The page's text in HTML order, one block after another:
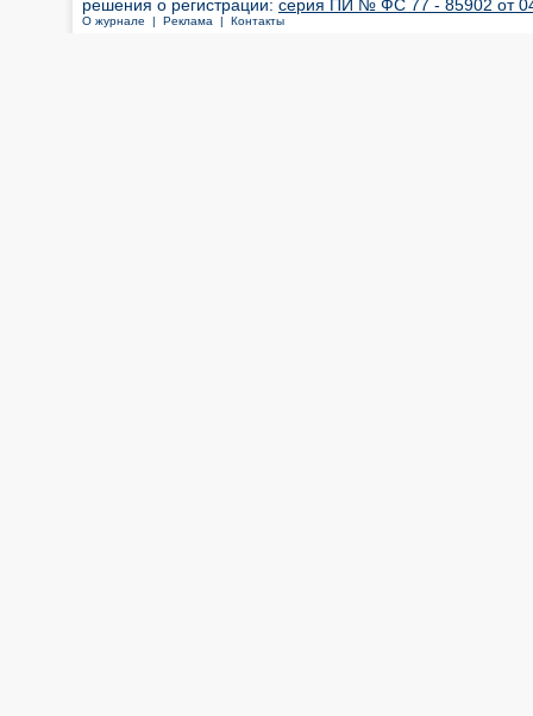
решения о регистрации: серия ПИ № ФС 77 - 85902 от 04
О журнале | Реклама | Контакты